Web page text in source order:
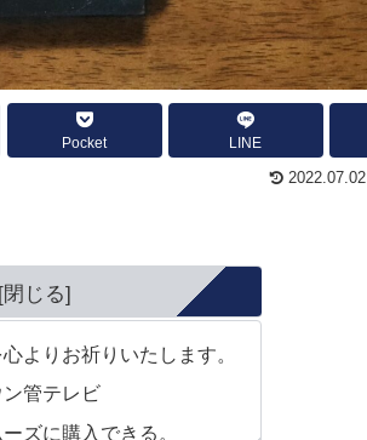
Pocket LINE
2022.07.02
よりお祈りいたします。
管テレビ
ズに購入できる。